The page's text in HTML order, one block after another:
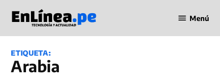
contenido
en Línea
Menú
ETIQUETA:
Arabia